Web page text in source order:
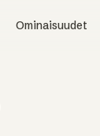
Ominaisuudet